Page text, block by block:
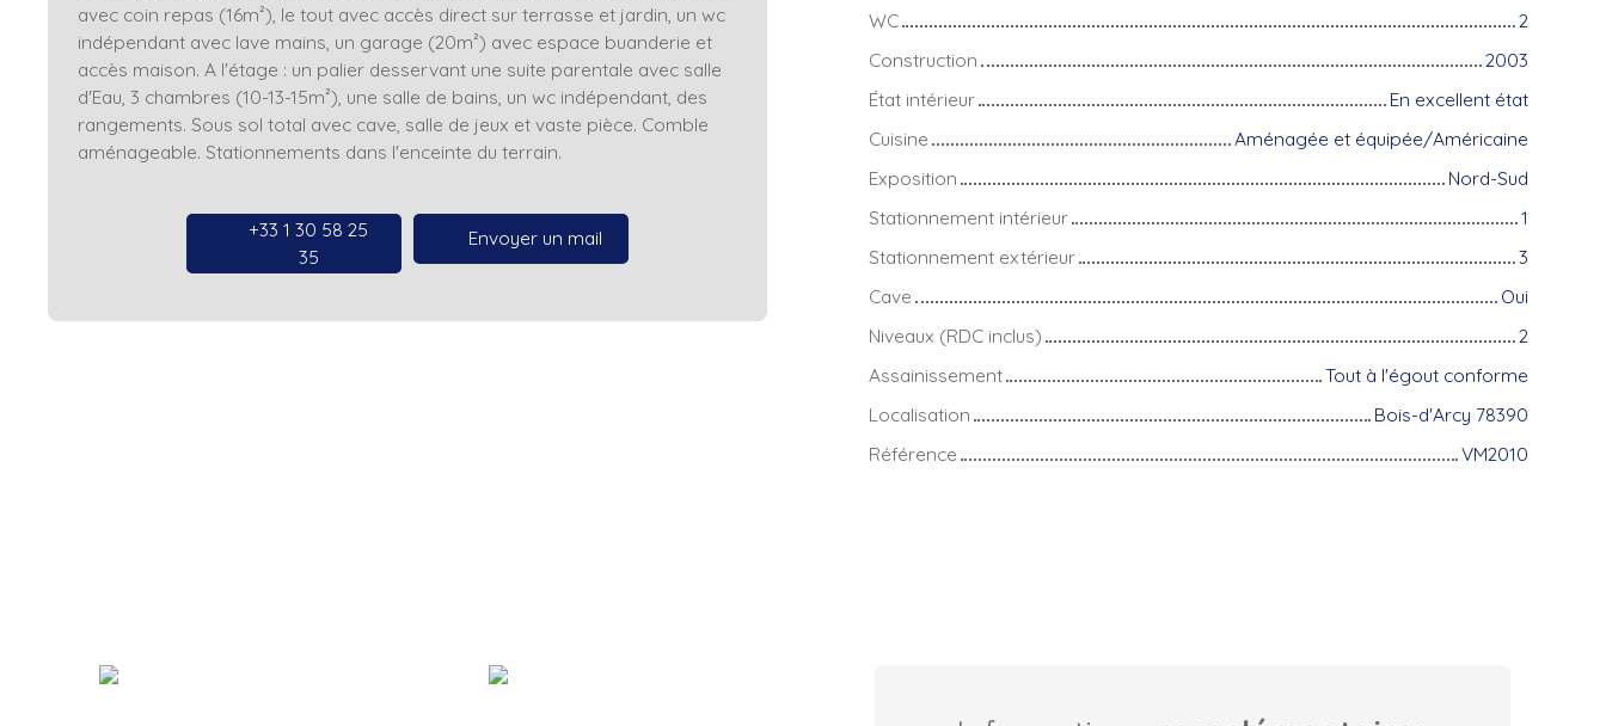
avec coin repas (16m²), le tout avec accès direct sur terrasse et jardin, un wc
indépendant avec lave mains, un garage (20m²) avec espace buanderie et
accès maison. A l'étage : un palier desservant une suite parentale avec salle
d'Eau, 3 chambres (10-13-15m²), une salle de bains, un wc indépendant, des
rangements. Sous sol total avec cave, salle de jeux et vaste pièce. Comble
aménageable. Stationnements dans l'enceinte du terrain.
+33 1 30 58 25
35
Envoyer un mail
WC
2
Construction
2003
État intérieur
En excellent état
Cuisine
Aménagée et équipée/Américaine
Exposition
Nord-Sud
Stationnement intérieur
1
Stationnement extérieur
3
Cave
Oui
Niveaux (RDC inclus)
2
Assainissement
Tout à l'égout conforme
Localisation
Bois-d'Arcy 78390
Référence
VM2010